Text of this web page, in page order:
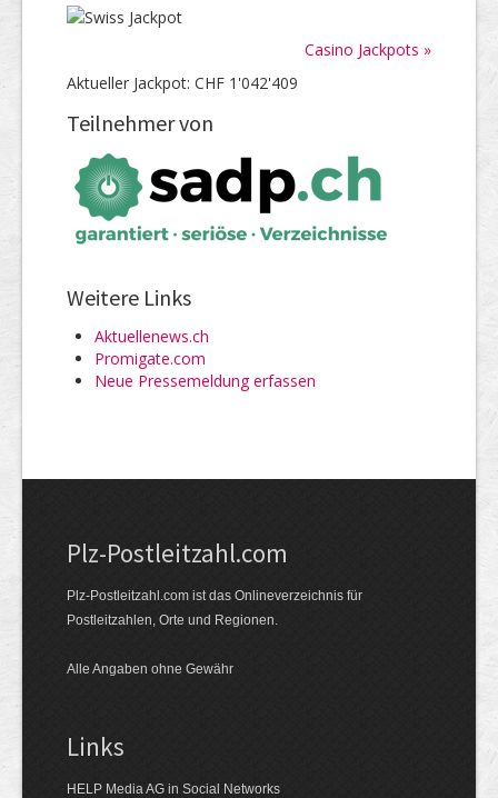
Casino Jackpots »
Aktueller Jackpot: CHF 1'042'409
Teilnehmer von
Weitere Links
Aktuellenews.ch
Promigate.com
Neue Pressemeldung erfassen
Plz-Postleitzahl.com
Plz-Postleitzahl.com ist das Onlineverzeichnis für
Postleitzahlen, Orte und Regionen.
Alle Angaben ohne Gewähr
Links
HELP Media AG in Social Networks